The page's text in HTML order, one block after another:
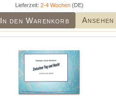
Lieferzeit: 2-4 Wochen(DE)
In den Warenkorb Ansehen